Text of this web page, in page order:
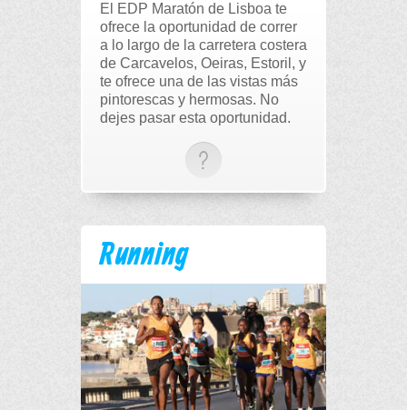
El EDP Maratón de Lisboa te
ofrece la oportunidad de correr
a lo largo de la carretera costera
de Carcavelos, Oeiras, Estoril, y
te ofrece una de las vistas más
pintorescas y hermosas. No
dejes pasar esta oportunidad.
Running